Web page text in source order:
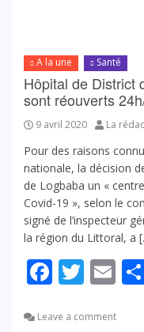
A la une Santé
Hôpital de District
sont réouverts
9 avril 2020 La
Pour des raisons
nationale, la décision
de Logbaba un «
Covid-19 », selon le
signé de l’inspecteur
la région du Littoral, a
Leave a comment